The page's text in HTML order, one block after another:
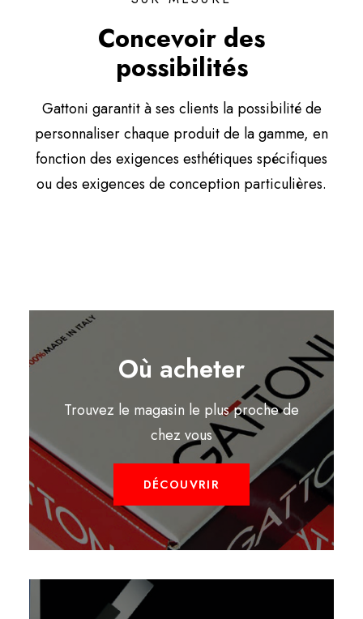
Concevoir des
possibilités
Gattoni garantit à ses clients la possibilité de
personnaliser chaque produit de la gamme, en
fonction des exigences esthétiques spécifiques
ou des exigences de conception particulières.
Où acheter
Trouvez le magasin le plus proche de
chez vous
DÉCOUVRIR